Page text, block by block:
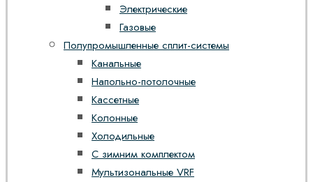
Электрические
Газовые
Полупромышленные сплит-системы
Канальные
Напольно-потолочные
Кассетные
Колонные
Холодильные
С зимним комплектом
Мультизональные VRF